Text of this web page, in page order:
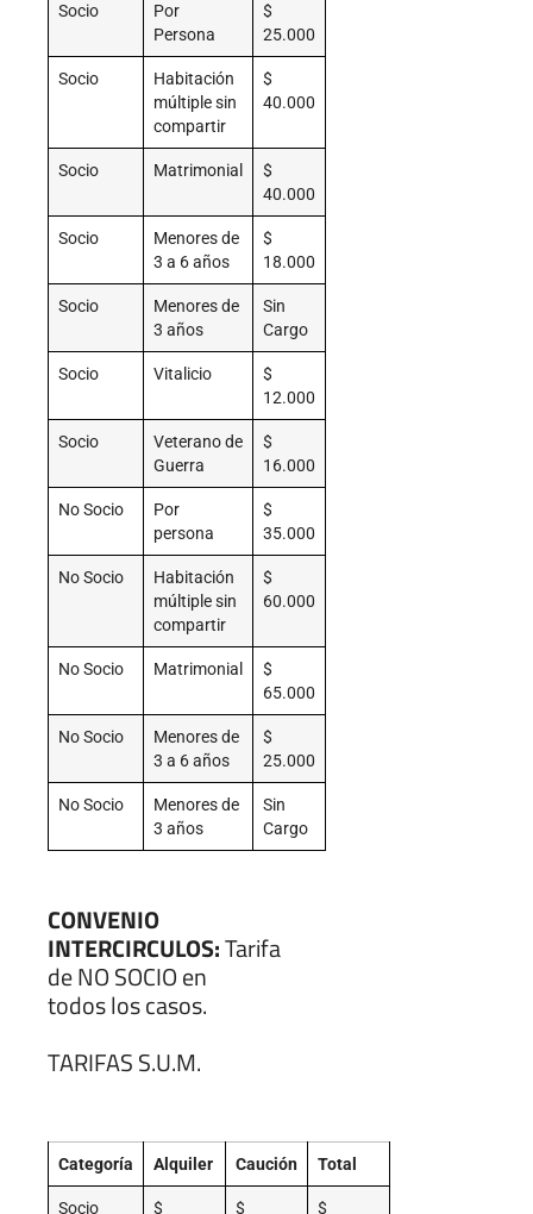
Socio
Por
Persona
$
25.000
Socio
Habitación
múltiple sin
compartir
$
40.000
Socio Matrimonial
$
40.000
Socio
Menores de
3 a 6 años
$
18.000
Socio
Menores de
3 años
Sin
Cargo
Socio Vitalicio
$
12.000
Socio
Veterano de
Guerra
$
16.000
No Socio
Por
persona
$
35.000
No Socio
Habitación
múltiple sin
compartir
$
60.000
No Socio Matrimonial
$
65.000
No Socio
Menores de
3 a 6 años
$
25.000
No Socio
Menores de
3 años
Sin
Cargo
CONVENIO
INTERCIRCULOS:Tarifa
de NO SOCIO en
todos los casos.
TARIFAS S.U.M.
Categoría Alquiler Caución Total
Socio $ $ $